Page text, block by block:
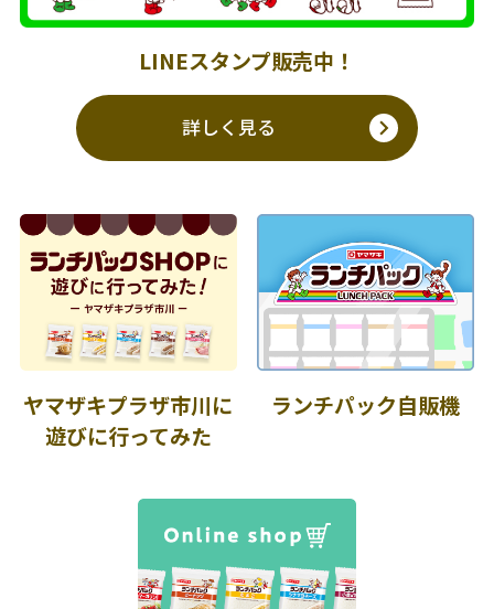
LINEスタンプ販売中！
詳しく見る
ヤマザキプラザ市川に
遊びに行ってみた
ランチパック自販機